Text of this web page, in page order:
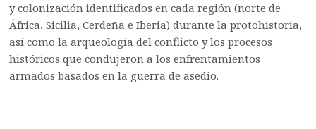
y colonización identificados en cada región (norte de
África, Sicilia, Cerdeña e Iberia) durante la protohistoria,
así como la arqueología del conflicto y los procesos
históricos que condujeron a los enfrentamientos
armados basados en la guerra de asedio.